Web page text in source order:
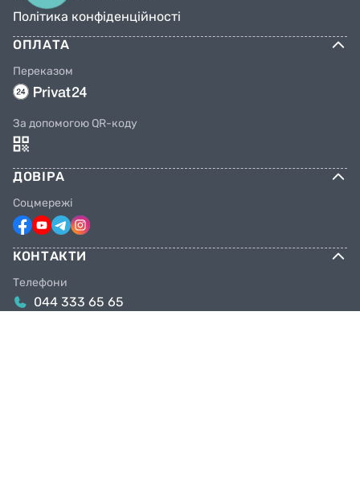
Політика конфіденційності
ОПЛАТА
Переказом
За допомогою QR-коду
ДОВІРА
Соцмережі
КОНТАКТИ
Телефони
044 333 65 65